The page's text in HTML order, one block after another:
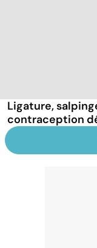
Ligature,
contraception